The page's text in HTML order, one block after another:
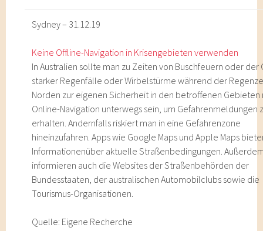
Sydney – 31.12.19
Keine Offline-Navigation in Krisengebieten verwenden
In Australien sollte man zu Zeiten von Buschfeuern oder der
starker Regenfälle oder Wirbelstürme während der
Norden zur eigenen Sicherheit in den betroffenen Gebieten
Online-Navigation unterwegs sein, um Gefahrenmeldungen
erhalten. Andernfalls riskiert man in eine Gefahrenzone
hineinzufahren. Apps wie Google Maps und Apple Maps
Informationenüber aktuelle Straßenbedingungen.
informieren auch die Websites der Straßenbehörden der
Bundesstaaten, der australischen Automobilclubs sowie die
Tourismus-Organisationen.
Quelle: Eigene Recherche